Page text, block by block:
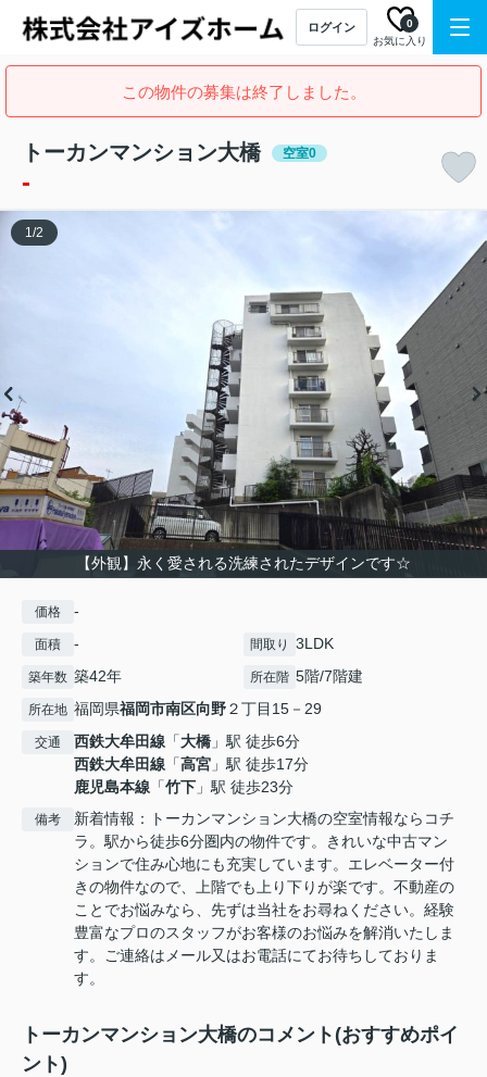
ログイン
お気に入り
0
この物件の募集は終了しました。
トーカンマンション大橋 空室0
-
【外観】永く愛される洗練されたデザインです☆
1/2
価格 -
面積 - 間取り 3LDK
築年数 築42年 所在階 5階/7階建
所在地 福岡県福岡市南区向野２丁目15－29
交通 西鉄大牟田線 「大橋 」駅 徒歩6分
西鉄大牟田線 「高宮 」駅 徒歩17分
鹿児島本線 「竹下 」駅 徒歩23分
備考
新着情報：トーカンマンション大橋の空室情報ならコチ
ラ。駅から徒歩6分圏内の物件です。きれいな中古マン
ションで住み心地にも充実しています。エレベーター付
きの物件なので、上階でも上り下りが楽です。不動産の
ことでお悩みなら、先ずは当社をお尋ねください。経験
豊富なプロのスタッフがお客様のお悩みを解消いたしま
す。ご連絡はメール又はお電話にてお待ちしておりま
す。
トーカンマンション大橋のコメント(おすすめポイ
ント)